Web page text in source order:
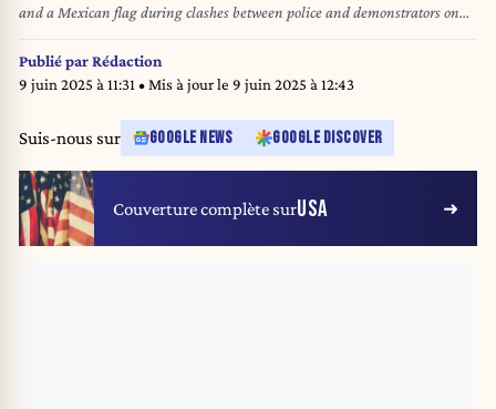
and a Mexican flag during clashes between police and demonstrators on
June 8, 2025 in Downtown Los Angeles, California. The clashes come after
ICE raids swept throughout the city over the weekend. Jim Vondruska/Getty
Images/AFP (Photo by Jim Vondruska / GETTY IMAGES NORTH
Publié parRédaction
9 juin 2025 à 11:31 • Mis à jour le 9 juin 2025 à 12:43
Suis-nous sur GOOGLE NEWS GOOGLE DISCOVER
Couverture complète surUSA